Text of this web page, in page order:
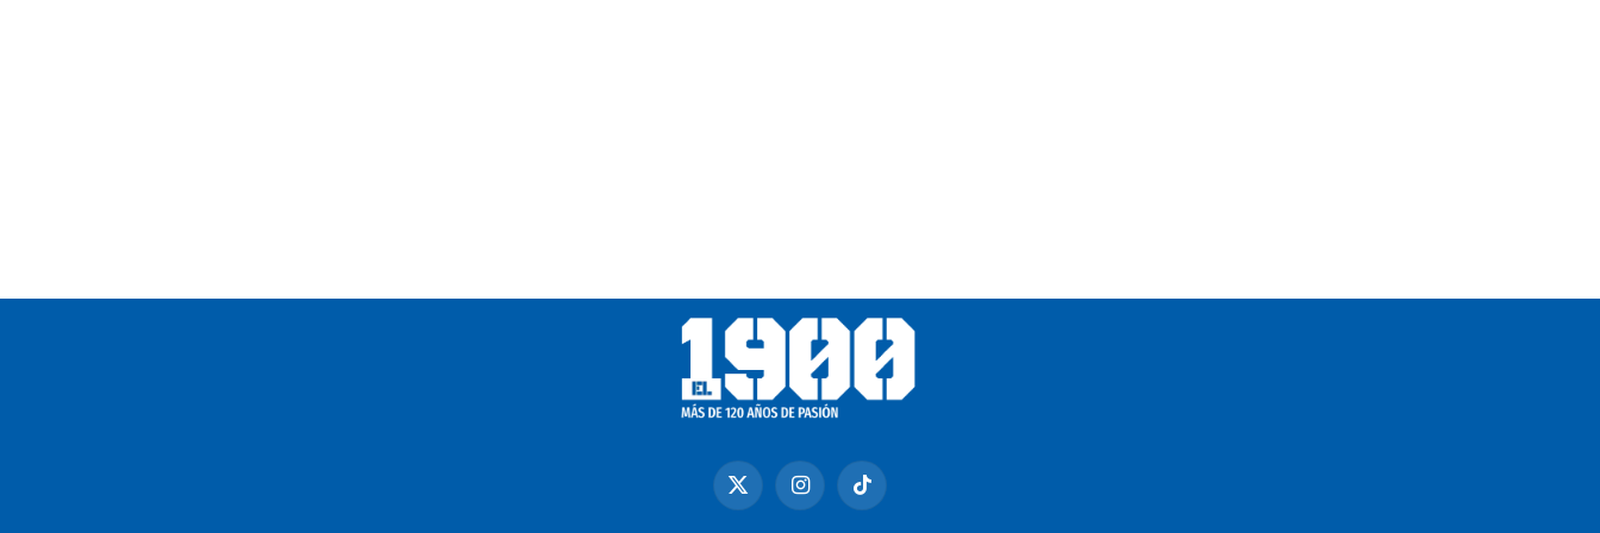
X
(Twitter)
InstagramTikTok